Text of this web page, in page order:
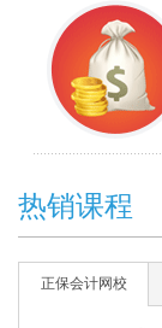
热销课程
正保会计网校